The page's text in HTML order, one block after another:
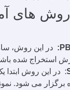
های
در این روش،
استخراج شده
: در این روش
برگزار می شود.